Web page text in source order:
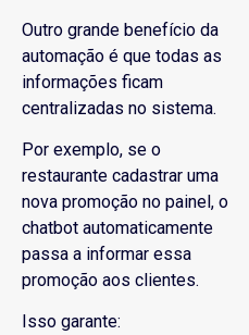
Outro grande benefício da
automação é que todas as
informações ficam
centralizadas no sistema.
Por exemplo, se o
restaurante cadastrar uma
nova promoção no painel, o
chatbot automaticamente
passa a informar essa
promoção aos clientes.
Isso garante: